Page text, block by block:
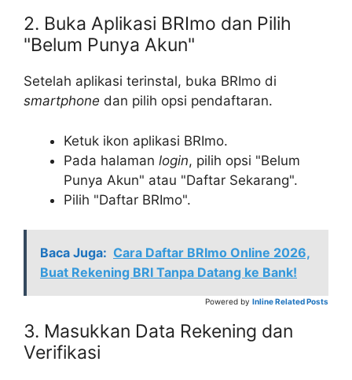
2. Buka Aplikasi BRImo dan Pilih
"Belum Punya Akun"
Setelah aplikasi terinstal, buka BRImo di
smartphone dan pilih opsi pendaftaran.
Ketuk ikon aplikasi BRImo.
Pada halaman login, pilih opsi "Belum
Punya Akun" atau "Daftar Sekarang".
Pilih "Daftar BRImo".
Baca Juga: Cara Daftar BRImo Online 2026,
Buat Rekening BRI Tanpa Datang ke Bank!
Powered by Inline Related Posts
3. Masukkan Data Rekening dan
Verifikasi